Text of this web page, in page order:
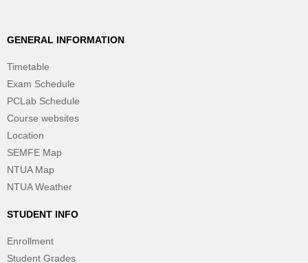
GENERAL INFORMATION
Timetable
Exam Schedule
PCLab Schedule
Course websites
Location
SEMFE Map
NTUA Map
NTUA Weather
STUDENT INFO
Enrollment
Student Grades